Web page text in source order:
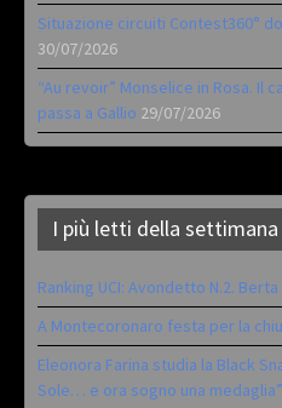
Situazione circuiti Contest360°
30/07/2026
“Au revoir” Monselice in Rosa. Il
passa a Gallio 29/07/2026
I più letti della settimana
Ranking UCI: Avondetto N.2.
A Montecoronaro festa per la
Eleonora Farina studia la Black
Sole… e ora sogno una medaglia”